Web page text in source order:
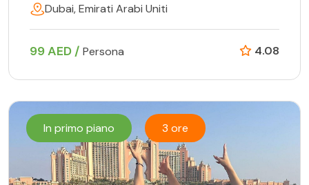
Dubai, Emirati Arabi Uniti
99 AED / Persona 4.08
In primo piano 3 ore